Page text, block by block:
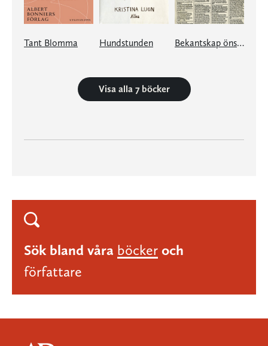
Tant Blomma Hundstunden Bekantskap önskas med äldre bildad herre
Visa alla 7 böcker
Sök bland våra böcker och
författare